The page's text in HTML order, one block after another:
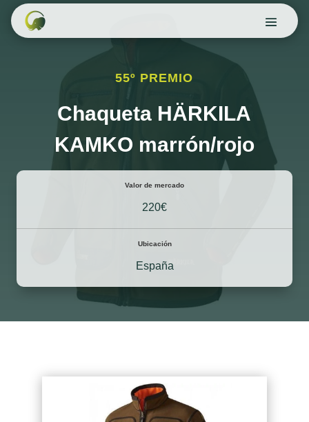
55º PREMIO
Chaqueta HÄRKILA
KAMKO marrón/rojo
Valor de mercado
220€
Ubicación
España